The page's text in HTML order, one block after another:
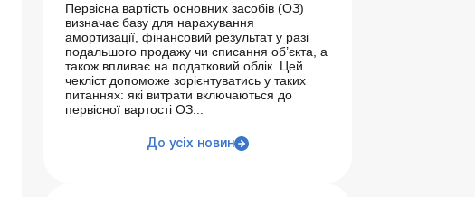
Первісна вартість основних засобів (ОЗ)
визначає базу для нарахування
амортизації, фінансовий результат у разі
подальшого продажу чи списання об’єкта, а
також впливає на податковий облік. Цей
чекліст допоможе зорієнтуватись у таких
питаннях: які витрати включаються до
первісної вартості ОЗ...
До усіх новин